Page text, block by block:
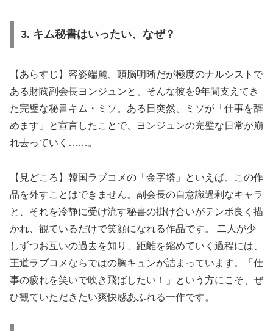
3. キム秘書はいったい、なぜ？
【あらすじ】容姿端麗、頭脳明晰だが極度のナルシストで
ある財閥副会長ヨンジュンと、そんな彼を9年間支えてき
た完璧な秘書キム・ミソ。ある日突然、ミソが「仕事を辞
めます」と宣言したことで、ヨンジュンの完璧な日常が崩
れ去っていく……。
【見どころ】韓国ラブコメの「金字塔」といえば、この作
品を外すことはできません。副会長の自意識過剰なキャラ
と、それを冷静に受け流す秘書の掛け合いがテンポ良く描
かれ、観ているだけで笑顔になれる作品です。 二人が少
しずつお互いの過去を知り、距離を縮めていく過程には、
王道ラブコメならではの胸キュンが詰まっています。「仕
事の疲れを笑いで吹き飛ばしたい！」という方にこそ、ぜ
ひ観ていただきたい爽快感あふれる一作です。